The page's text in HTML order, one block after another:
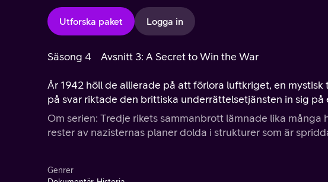
Utforska paket Logga in
Säsong 4 Avsnitt 3: A Secret to Win the War
År 1942 höll de allierade på att förlora luftkriget, en
på svar riktade den brittiska underrättelsetjänsten in sig på
Om serien: Tredje rikets sammanbrott lämnade lika
rester av nazisternas planer dolda i strukturer som är
Genrer